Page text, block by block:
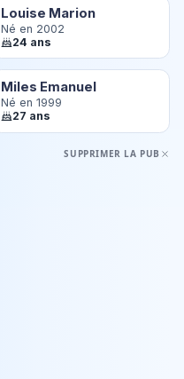
Louise Marion
Né en 2002
24 ans
Miles Emanuel
Né en 1999
27 ans
SUPPRIMER LA PUB